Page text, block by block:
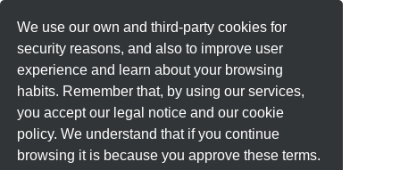
We use our own and third-party cookies for
security reasons, and also to improve user
experience and learn about your browsing
habits. Remember that, by using our services,
you accept our legal notice and our cookie
policy. We understand that if you continue
browsing it is because you approve these terms.